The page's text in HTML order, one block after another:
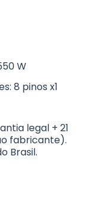
W
8 pinos x1
legal + 21
fabricante).
Brasil.